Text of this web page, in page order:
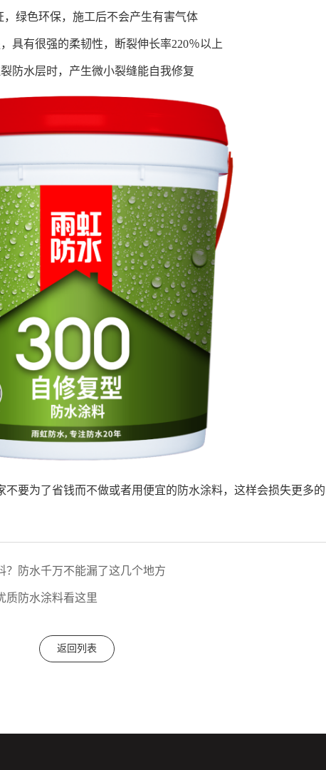
，绿色环保，施工后不会产生有害气体
具有很强的柔韧性，断裂伸长率220％以上
防水层时，产生微小裂缝能自我修复
不要为了省钱而不做或者用便宜的防水涂料，这样会损失更多的
？防水千万不能漏了这几个地方
质防水涂料看这里
返回列表